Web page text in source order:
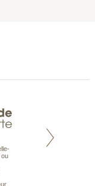
ou
Notre site